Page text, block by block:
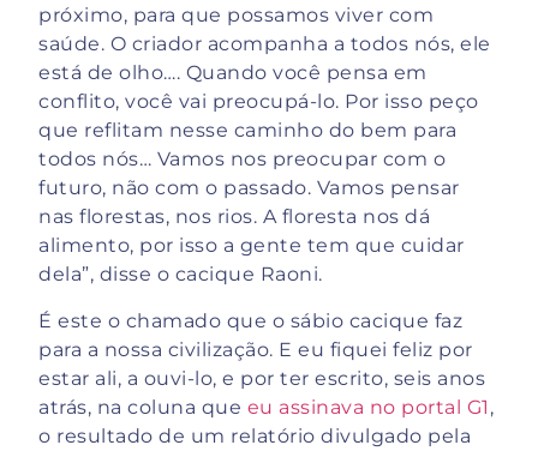
próximo, para que possamos viver com
saúde. O criador acompanha a todos nós, ele
está de olho…. Quando você pensa em
conflito, você vai preocupá-lo. Por isso peço
que reflitam nesse caminho do bem para
todos nós… Vamos nos preocupar com o
futuro, não com o passado. Vamos pensar
nas florestas, nos rios. A floresta nos dá
alimento, por isso a gente tem que cuidar
dela”, disse o cacique Raoni.
É este o chamado que o sábio cacique faz
para a nossa civilização. E eu fiquei feliz por
estar ali, a ouvi-lo, e por ter escrito, seis anos
atrás, na coluna que eu assinava no portal G1 ,
o resultado de um relatório divulgado pela